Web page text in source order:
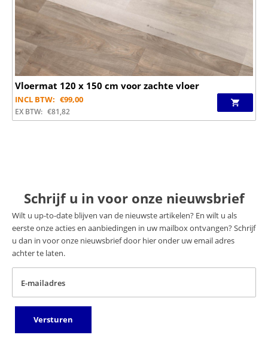
Vloermat 120 x 150 cm voor zachte vloer
INCL BTW: €99,00
EX BTW: €81,82
Schrijf u in voor onze nieuwsbrief
Wilt u up-to-date blijven van de nieuwste artikelen? En wilt u als
eerste onze acties en aanbiedingen in uw mailbox ontvangen? Schrijf
u dan in voor onze nieuwsbrief door hier onder uw email adres
achter te laten.
E-mailadres
Versturen